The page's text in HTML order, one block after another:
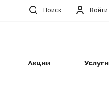
Войти
Поиск
Акции Услуги